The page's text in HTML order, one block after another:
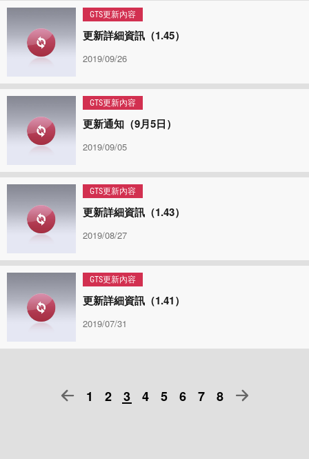
GTS更新內容
更新詳細資訊（1.45）
2019/09/26
GTS更新內容
更新通知（9月5日）
2019/09/05
GTS更新內容
更新詳細資訊（1.43）
2019/08/27
GTS更新內容
更新詳細資訊（1.41）
2019/07/31
1 2 3 4 5 6 7 8